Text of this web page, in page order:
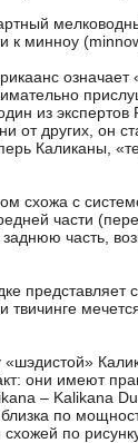
к минноу
из
от других, он
Каликаны,
схожа с
части
часть,
они имеют
– Kalikana
близка по
по